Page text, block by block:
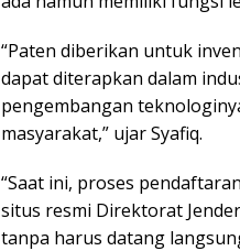
“Paten diberikan untuk
dapat diterapkan dalam
pengembangan
masyarakat,” ujar Syafiq.
“Saat ini, proses
situs resmi Direktorat
tanpa harus datang